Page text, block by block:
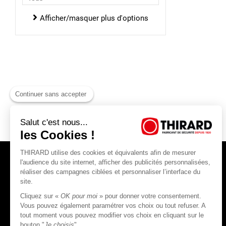
Afficher/masquer plus d'options
THIRARD S.A.S
45, rue Jean Jaurès
Continuer sans accepter
Salut c'est nous...
les Cookies !
THIRARD utilise des cookies et équivalents afin de mesurer
l'audience du site internet, afficher des publicités personnalisées,
réaliser des campagnes ciblées et personnaliser l’interface du
site.
Cliquez sur « OK pour moi » pour donner votre consentement.
Vous pouvez également paramétrer vos choix ou tout refuser. A
tout moment vous pouvez modifier vos choix en cliquant sur le